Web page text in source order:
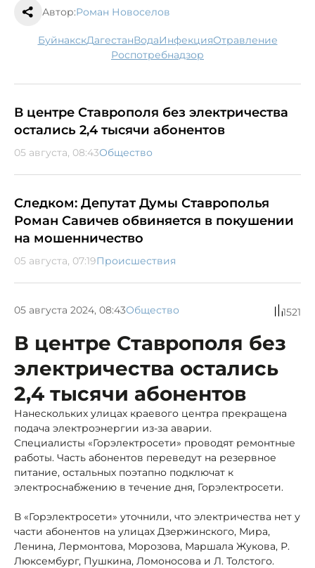
Автор:Роман Новоселов
Буйнакск Дагестан вода инфекция
отравление
Роспотребнадзор
В центре Ставрополя без электричества
остались 2,4 тысячи абонентов
05 августа, 08:43Общество
Следком: Депутат Думы Ставрополья
Роман Савичев обвиняется в покушении
на мошенничество
05 августа, 07:19Происшествия
05 августа 2024, 08:43Общество 1521
В центре Ставрополя без
электричества остались
2,4 тысячи абонентов
Нанескольких улицах краевого центра прекращена
подача электроэнергии из-за аварии.
Специалисты «Горэлектросети» проводят ремонтные
работы. Часть абонентов переведут на резервное
питание, остальных поэтапно подключат к
электроснабжению в течение дня, Горэлектросети.
В «Горэлектросети» уточнили, что электричества нет у
части абонентов на улицах Дзержинского, Мира,
Ленина, Лермонтова, Морозова, Маршала Жукова, Р.
Люксембург, Пушкина, Ломоносова и Л. Толстого.